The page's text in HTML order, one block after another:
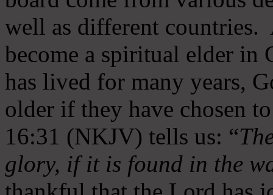
well as different countries.
become a spiritual elder in
has lived for many years,
older if they have chosen
16:31 (NKJV) tells us: “
glory, if it is found in the